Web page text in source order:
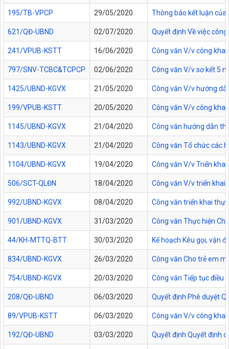
195/TB-VPCP 29/05/2020 Thông báo kết luận của
621/QĐ-UBND 02/07/2020 Quyết định Về việc
241/VPUB-KSTT 16/06/2020 Công văn V/v công
797/SNV-TCBC&TCPCP 02/06/2020 Công văn V/v sơ kết 5
1425/UBND-KGVX 21/05/2020 Công văn V/v hướng
199/VPUB-KSTT 20/05/2020 Công văn V/v công
1145/UBND-KGVX 21/04/2020 Công văn hướng dẫn
1143/UBND-KGVX 21/04/2020 Công văn Tổ chức các
1104/UBND-KGVX 19/04/2020 Công văn V/v Triển
506/SCT-QLĐN 18/04/2020 Công văn V/v triển khai
992/UBND-KGVX 08/04/2020 Công văn triển khai
901/UBND-KGVX 31/03/2020 Công văn Thực hiện
44/KH-MTTQ-BTT 30/03/2020 Kế hoạch Kêu gọi, vận
834/UBND-KGVX 26/03/2020 Công văn Cho trẻ em
754/UBND-KGVX 20/03/2020 Công văn Tiếp tục điều
208/QĐ-UBND 06/03/2020 Quyết định Phê duyệt
89/VPUB-KSTT 06/03/2020 Công văn V/v công
192/QĐ-UBND 03/03/2020 Quyết định Quyết định